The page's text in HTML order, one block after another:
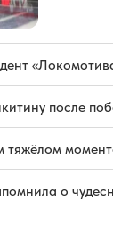
после
тяжёлом
о